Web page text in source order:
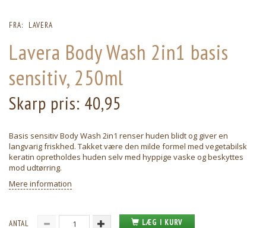
FRA: LAVERA
Lavera Body Wash 2in1 basis
sensitiv, 250ml
Skarp pris: 40,95
Basis sensitiv Body Wash 2in1 renser huden blidt og giver en
langvarig friskhed. Takket være den milde formel med vegetabilsk
keratin opretholdes huden selv med hyppige vaske og beskyttes
mod udtørring.
Mere information
ANTAL LÆG I KURV